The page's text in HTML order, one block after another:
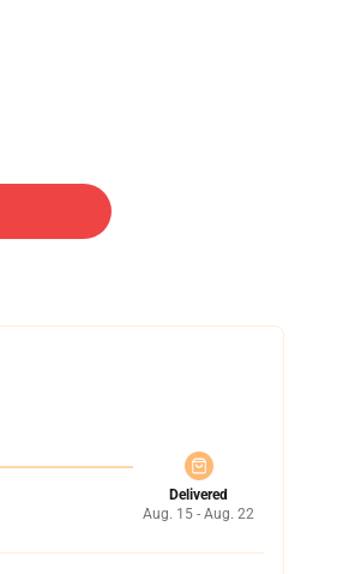
Delivered
Aug. 15 - Aug. 22